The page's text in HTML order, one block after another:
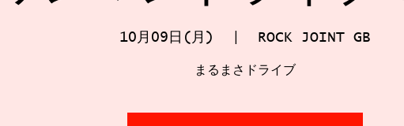
10月09日(月) ROCK JOINT GB
まるまさドライブ